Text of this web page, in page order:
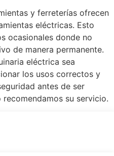
y ferreterías ofrecen
eléctricas. Esto
ocasionales donde no
de manera permanente.
eléctrica sea
los usos correctos y
antes de ser
su servicio.